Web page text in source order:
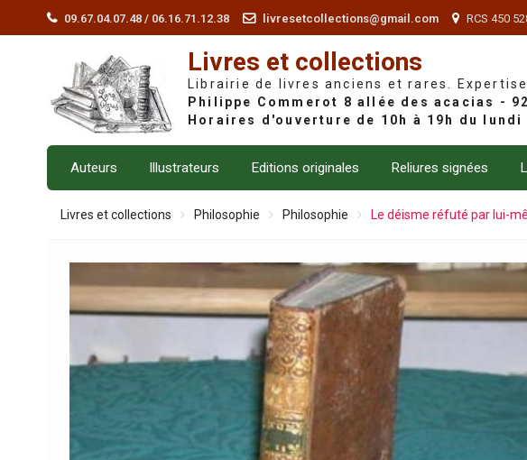
09.67.04.07.48 / 06.16.71.12.38 livresetcollections@gmail.com RCS 450
Livres et collections
Librairie de livres anciens et rares. Expertise
Auteurs Illustrateurs Editions originales Reliures signées
Livres et collections Philosophie Philosophie Le déisme réfuté par lui-